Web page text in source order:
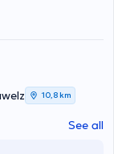
10,8 km
See all